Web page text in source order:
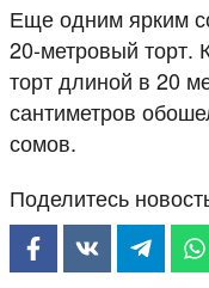
Еще одним ярким
20-метровый торт.
торт длиной в 20
сантиметров
сомов.
Поделитесь